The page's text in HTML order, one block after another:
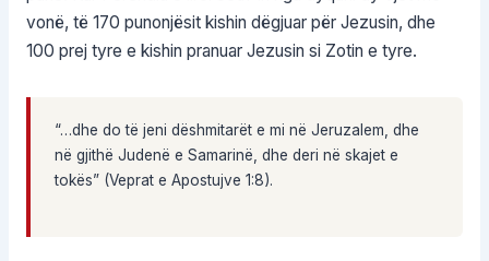
vonë, të 170 punonjësit kishin dëgjuar për Jezusin, dhe
100 prej tyre e kishin pranuar Jezusin si Zotin e tyre.
“…dhe do të jeni dëshmitarët e mi në Jeruzalem, dhe
në gjithë Judenë e Samarinë, dhe deri në skajet e
tokës” (Veprat e Apostujve 1:8).